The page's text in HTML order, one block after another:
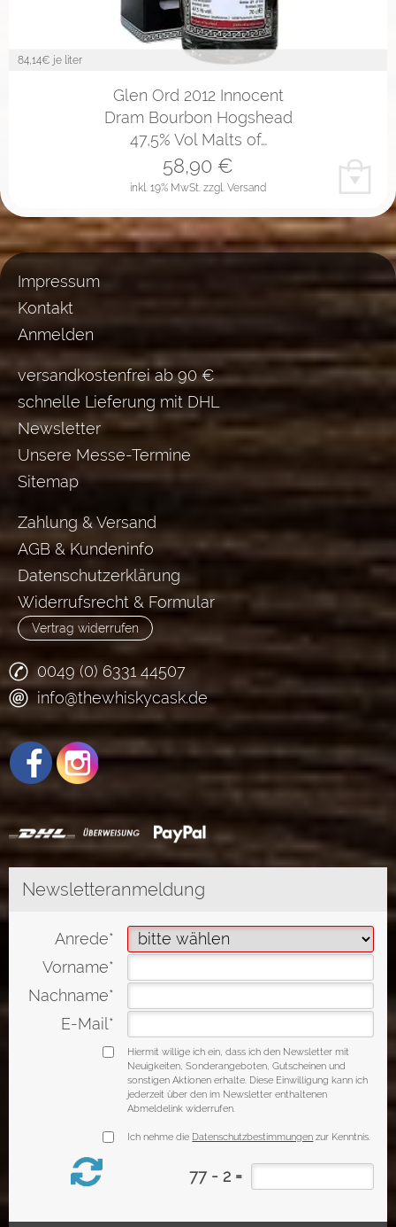
84,14€ je liter
Glen Ord 2012 Innocent
Dram Bourbon Hogshead
47,5% Vol Malts of…
inkl. 19% MwSt. zzgl. Versand
58,90 €
Impressum
Kontakt
Anmelden
versandkostenfrei ab 90 €
schnelle Lieferung mit DHL
Newsletter
Unsere Messe-Termine
Sitemap
Zahlung & Versand
AGB & Kundeninfo
Datenschutzerklärung
Widerrufsrecht & Formular
Vertrag widerrufen
0049 (0) 6331 44507
info@thewhiskycask.de